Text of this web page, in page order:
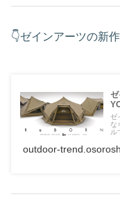
👇ゼインアーツの新
ゼ
な
ル
outdoor-